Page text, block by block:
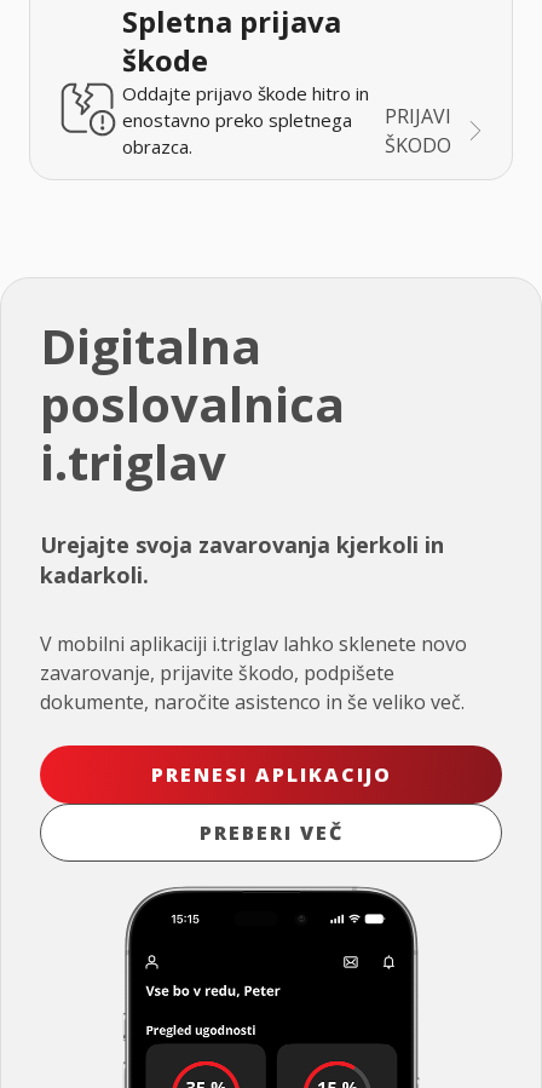
Spletna prijava
škode
Oddajte prijavo škode hitro in
enostavno preko spletnega
obrazca.
PRIJAVI
ŠKODO
Digitalna
poslovalnica
i.triglav
Urejajte svoja zavarovanja kjerkoli in
kadarkoli.
V mobilni aplikaciji i.triglav lahko sklenete novo
zavarovanje, prijavite škodo, podpišete
dokumente, naročite asistenco in še veliko več.
PRENESI APLIKACIJO
PREBERI VEČ